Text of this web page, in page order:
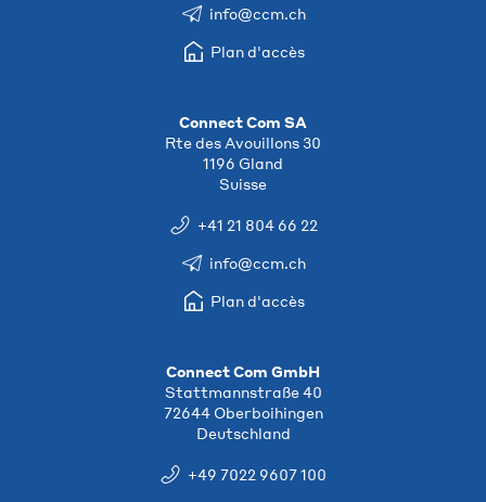
info@ccm.ch
Plan d'accès
Connect Com SA
Rte des Avouillons 30
1196 Gland
Suisse
+41 21 804 66 22
info@ccm.ch
Plan d'accès
Connect Com GmbH
Stattmannstraße 40
72644 Oberboihingen
Deutschland
+49 7022 9607 100